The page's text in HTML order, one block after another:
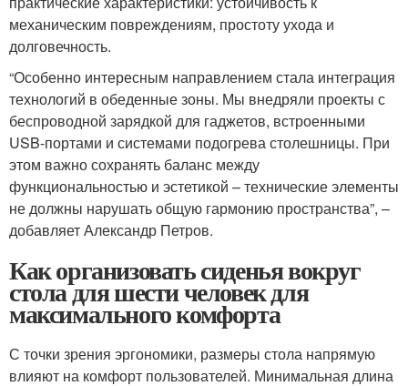
механическим повреждениям, простоту ухода и
долговечность.
“Особенно интересным направлением стала интеграция
технологий в обеденные зоны. Мы внедряли проекты с
беспроводной зарядкой для гаджетов, встроенными
USB-портами и системами подогрева столешницы. При
этом важно сохранять баланс между
функциональностью и эстетикой – технические элементы
не должны нарушать общую гармонию пространства”, –
добавляет Александр Петров.
Как организовать сиденья вокруг
стола для шести человек для
максимального комфорта
С точки зрения эргономики, размеры стола напрямую
влияют на комфорт пользователей. Минимальная длина